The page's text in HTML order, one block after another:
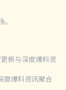
新与深度爆料资
度爆料资讯聚合